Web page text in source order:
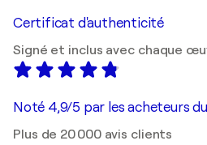
Certificat d'authenticité
Signé et inclus avec chaque
Noté 4,9/5 par les acheteurs
Plus de 20 000 avis clients